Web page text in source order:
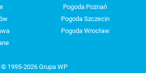
Pogoda Poznań
Pogoda Szczecin
Pogoda Wrocław
© 1995-2026 Grupa WP